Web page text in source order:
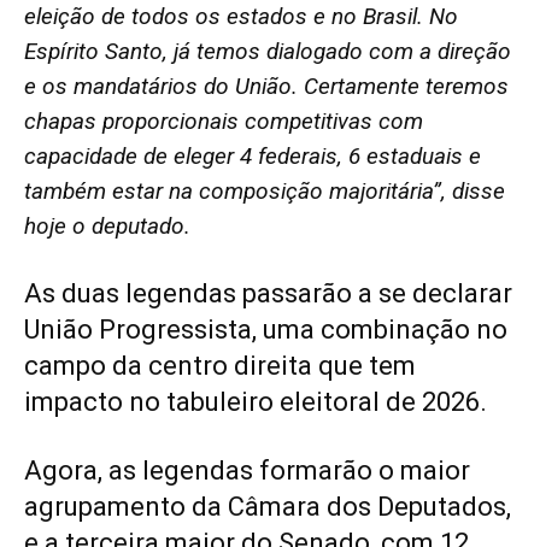
eleição de todos os estados e no Brasil. No
Espírito Santo, já temos dialogado com a direção
e os mandatários do União. Certamente teremos
chapas proporcionais competitivas com
capacidade de eleger 4 federais, 6 estaduais e
também estar na composição majoritária”, disse
hoje o deputado.
As duas legendas passarão a se declarar
União Progressista, uma combinação no
campo da centro direita que tem
impacto no tabuleiro eleitoral de 2026.
Agora, as legendas formarão o maior
agrupamento da Câmara dos Deputados,